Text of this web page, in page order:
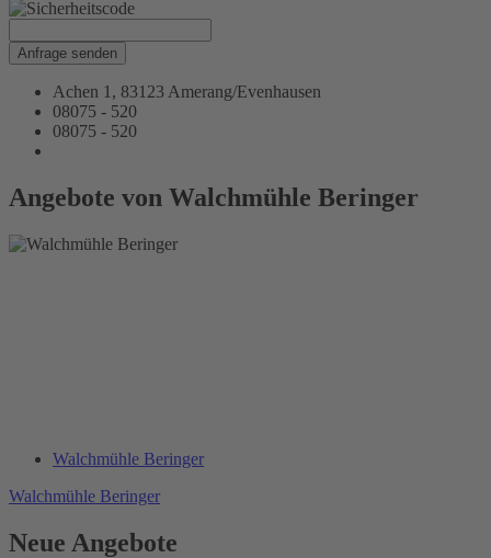
Anfrage senden
Achen 1, 83123 Amerang/Evenhausen
08075 - 520
08075 - 520
Angebote von Walchmühle Beringer
Walchmühle Beringer
Walchmühle Beringer
Neue Angebote